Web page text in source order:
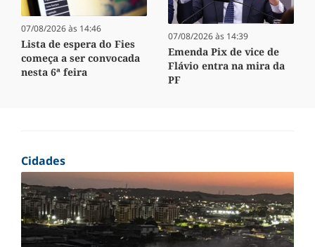
07/08/2026 às 14:46
Lista de espera do Fies
começa a ser convocada
nesta 6ª feira
07/08/2026 às 14:39
Emenda Pix de vice de
Flávio entra na mira da
PF
Cidades